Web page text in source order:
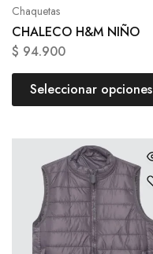
Chaquetas
CHALECO H&M NIÑO
$ 94.900
Seleccionar opciones